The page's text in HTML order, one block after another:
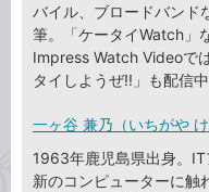
バイル、ブロードバンド
筆。「ケータイWatch」
Impress Watch Videoで
タイしようぜ!!」も配信中
一ヶ谷 兼乃（いちがや け
1963年鹿児島県出身。
新のコンピューターに触